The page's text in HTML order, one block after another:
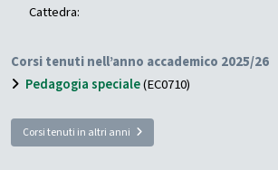
Cattedra:
Corsi tenuti nell’anno accademico 2025/26
Pedagogia speciale(EC0710)
Corsi tenuti in altri anni